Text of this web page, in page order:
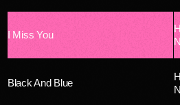
I Miss You
Black And Blue